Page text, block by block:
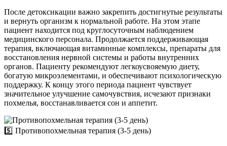
После детоксикации важно закрепить достигнутые результаты
и вернуть организм к нормальной работе. На этом этапе
пациент находится под круглосуточным наблюдением
медицинского персонала. Продолжается поддерживающая
терапия, включающая витаминные комплексы, препараты для
восстановления нервной системы и работы внутренних
органов. Пациенту рекомендуют легкоусвояемую диету,
богатую микроэлементами, и обеспечивают психологическую
поддержку. К концу этого периода пациент чувствует
значительное улучшение самочувствия, исчезают признаки
похмелья, восстанавливается сон и аппетит.
5️⃣ Противопохмельная терапия (3-5 день)